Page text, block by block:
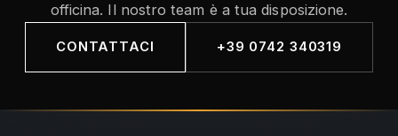
officina. Il nostro team è a tua disposizione.
CONTATTACI +39 0742 340319